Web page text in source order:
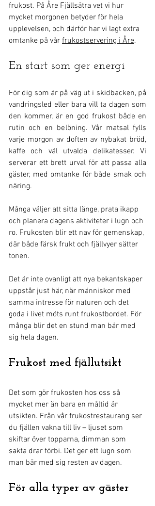
frukost. På Åre Fjällsätra vet vi hur
mycket morgonen betyder för hela
upplevelsen, och därför har vi lagt extra
omtanke på vår frukostservering i Åre.
En start som ger energi
För dig som är på väg ut i skidbacken, på
vandringsled eller bara vill ta dagen som
den kommer, är en god frukost både en
rutin och en belöning. Vår matsal fylls
varje morgon av doften av nybakat bröd,
kaffe och väl utvalda delikatesser. Vi
serverar ett brett urval för att passa alla
gäster, med omtanke för både smak och
näring.
Många väljer att sitta länge, prata ikapp
och planera dagens aktiviteter i lugn och
ro. Frukosten blir ett nav för gemenskap,
där både färsk frukt och fjällvyer sätter
tonen.
Det är inte ovanligt att nya bekantskaper
uppstår just här, när människor med
samma intresse för naturen och det
goda i livet möts runt frukostbordet. För
många blir det en stund man bär med
sig hela dagen.
Frukost med fjällutsikt
Det som gör frukosten hos oss så
mycket mer än bara en måltid är
utsikten. Från vår frukostrestaurang ser
du fjällen vakna till liv – ljuset som
skiftar över topparna, dimman som
sakta drar förbi. Det ger ett lugn som
man bär med sig resten av dagen.
För alla typer av gäster